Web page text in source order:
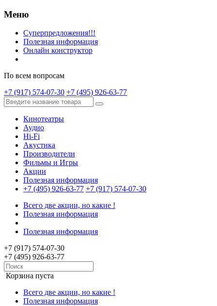
Меню
Суперпредложения!!!
Полезная информация
Онлайн конструктор
По всем вопросам
+7 (917) 574-07-30 +7 (495) 926-63-77
Кинотеатры
Аудио
Hi-Fi
Акустика
Производители
Фильмы и Игры
Акции
Полезная информация
+7 (495) 926-63-77 +7 (917) 574-07-30
Всего две акции, но какие !
Полезная информация
Полезная информация
+7 (917) 574-07-30
+7 (495) 926-63-77
Корзина пуста
Всего две акции, но какие !
Полезная информация